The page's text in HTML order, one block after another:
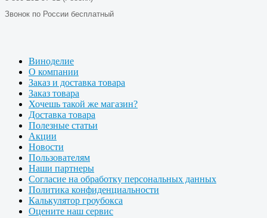
Звонок по России бесплатный
Виноделие
О компании
Заказ и доставка товара
Заказ товара
Хочешь такой же магазин?
Доставка товара
Полезные статьи
Акции
Новости
Пользователям
Наши партнеры
Согласие на обработку персональных данных
Политика конфиденциальности
Калькулятор гроубокса
Оцените наш сервис